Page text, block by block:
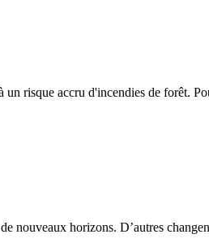
risque accru d'incendies de forêt.
nouveaux horizons. D’autres